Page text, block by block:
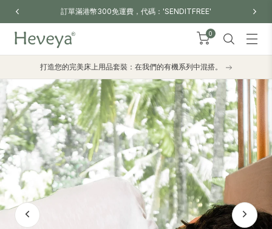
訂單滿港幣300免運費，代碼：'SENDITFREE'
0
打造您的完美床上用品套裝：在我們的有機系列中混搭。